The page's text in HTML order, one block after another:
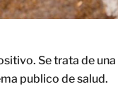
Se trata de
publico de salud.